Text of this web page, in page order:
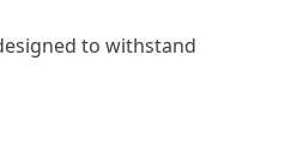
to withstand